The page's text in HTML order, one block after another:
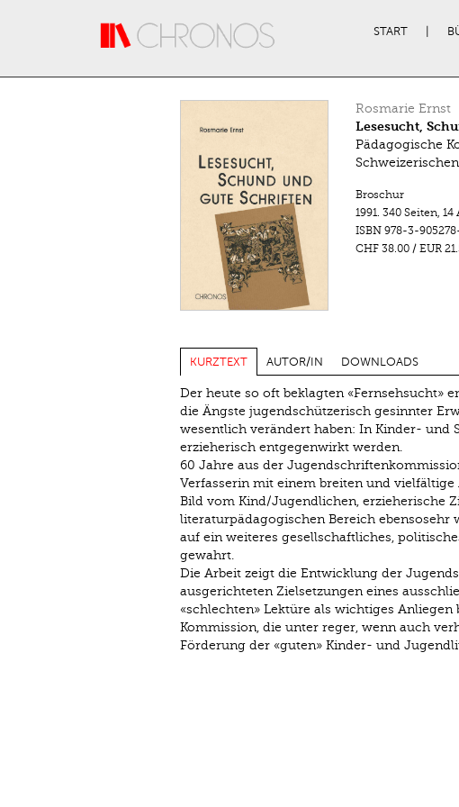
START
Rosmarie Ernst
Lesesucht,
Pädagogische
Broschur
1991. 340 Seiten, 14
ISBN 978-3-
CHF 38.00/ EUR
KURZTEXT AUTOR/IN DOWNLOADS
Der heute so oft beklagten «Fernsehsucht»
die Ängste jugendschützerisch gesinnter
wesentlich verändert haben: In Kinder- und
erzieherisch entgegenwirkt werden.
60 Jahre aus der
Verfasserin mit einem breiten und vielfältige
Bild vom Kind/Jugendlichen, erzieherische
literaturpädagogischen Bereich
auf ein weiteres gesellschaftliches,
gewahrt.
Die Arbeit zeigt die Entwicklung der
ausgerichteten Zielsetzungen eines
«schlechten» Lektüre als wichtiges
Kommission, die unter reger, wenn auch
Förderung der «guten» Kinder- und